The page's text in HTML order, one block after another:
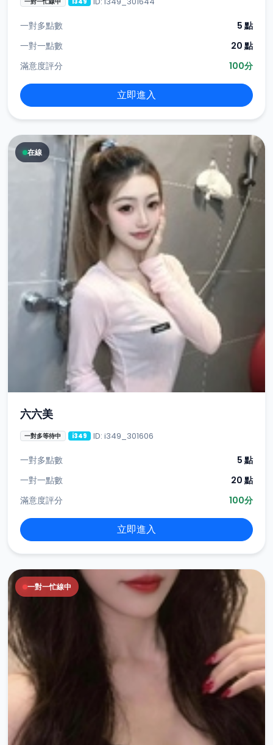
一對多點數
5 點
一對一點數
20 點
滿意度評分
100分
立即進入
在線
六六美
一對多等待中 i349 ID: i349_301606
一對多點數
5 點
一對一點數
20 點
滿意度評分
100分
立即進入
一對一忙線中